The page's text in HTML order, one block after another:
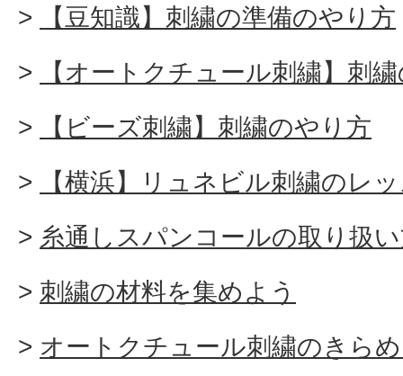
【豆知識】刺繍の準備のやり方
【オートクチュール刺繍】刺
【ビーズ刺繍】刺繍のやり方
【横浜】リュネビル刺繍のレ
糸通しスパンコールの取り扱
刺繍の材料を集めよう
オートクチュール刺繍のきら